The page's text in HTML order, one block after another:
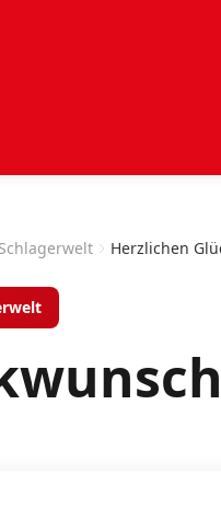
Herzlichen